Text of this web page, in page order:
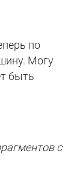
по
Могу
быть
с